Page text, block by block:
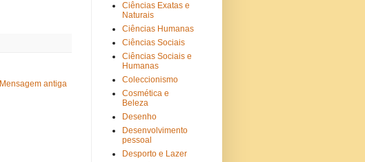
Mensagem antiga
Ciências Exatas e
Naturais
Ciências Humanas
Ciências Sociais
Ciências Sociais e
Humanas
Coleccionismo
Cosmética e
Beleza
Desenho
Desenvolvimento
pessoal
Desporto e Lazer